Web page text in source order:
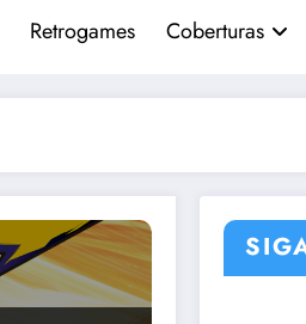
Retrogames Coberturas